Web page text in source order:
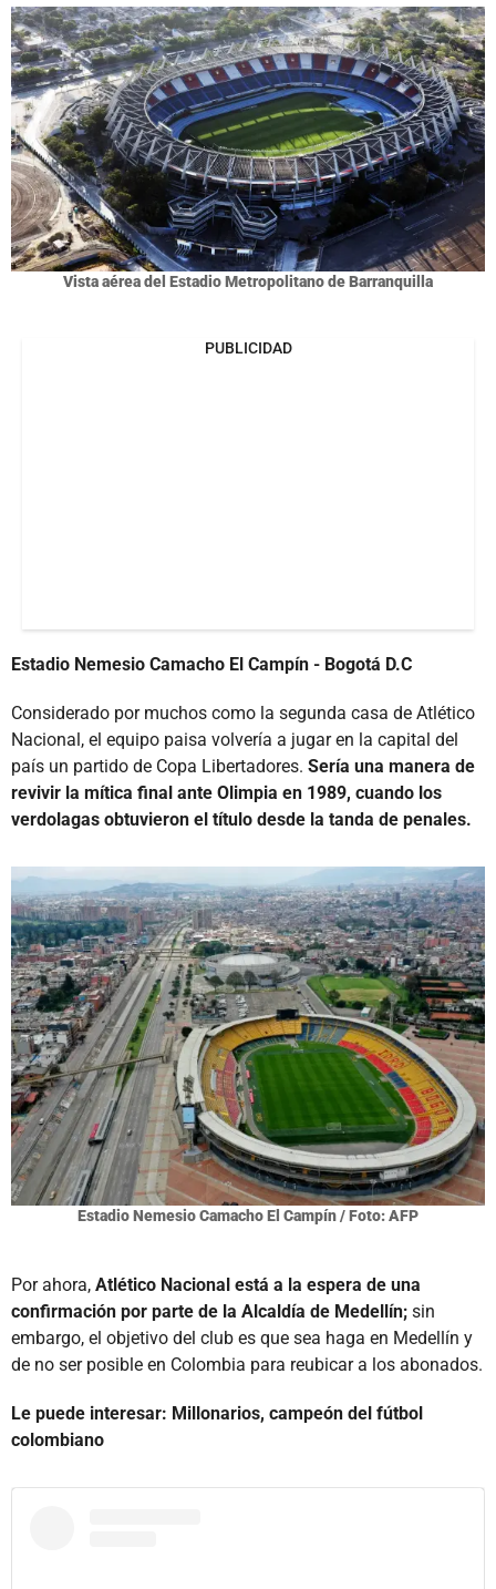
Vista aérea del Estadio Metropolitano de Barranquilla
PUBLICIDAD
Estadio Nemesio Camacho El Campín - Bogotá D.C
Considerado por muchos como la segunda casa de Atlético
Nacional, el equipo paisa volvería a jugar en la capital del
país un partido de Copa Libertadores. Sería una manera de
revivir la mítica final ante Olimpia en 1989, cuando los
verdolagas obtuvieron el título desde la tanda de penales.
Estadio Nemesio Camacho El Campín / Foto: AFP
Por ahora, Atlético Nacional está a la espera de una
confirmación por parte de la Alcaldía de Medellín; sin
embargo, el objetivo del club es que sea haga en Medellín y
de no ser posible en Colombia para reubicar a los abonados.
Le puede interesar: Millonarios, campeón del fútbol
colombiano